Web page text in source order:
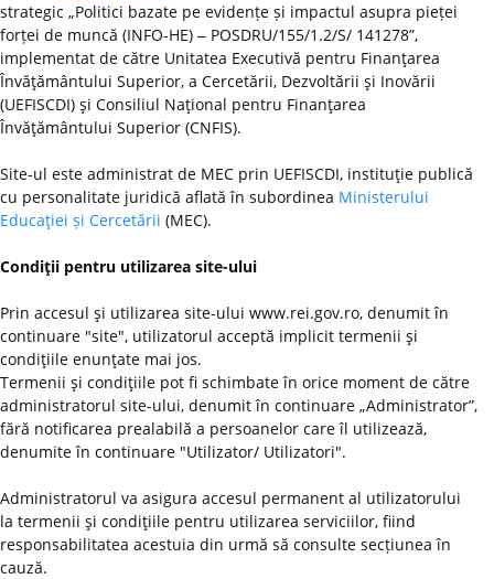
strategic „Politici bazate pe evidențe și impactul asupra pieței
forței de muncă (INFO-HE) ‒ POSDRU/155/1.2/S/ 141278”,
implementat de către Unitatea Executivă pentru Finanţarea
Învăţământului Superior, a Cercetării, Dezvoltării şi Inovării
(UEFISCDI) şi Consiliul Naţional pentru Finanţarea
Învăţământului Superior (CNFIS).
Site-ul este administrat de MEC prin UEFISCDI, instituţie publică
cu personalitate juridică aflată în subordinea Ministerului
Educaţiei și Cercetării (MEC).
Condiţii pentru utilizarea site-ului
Prin accesul şi utilizarea site-ului www.rei.gov.ro, denumit în
continuare "site", utilizatorul acceptă implicit termenii şi
condiţiile enunţate mai jos.
Termenii şi condiţiile pot fi schimbate în orice moment de către
administratorul site-ului, denumit în continuare „Administrator”,
fără notificarea prealabilă a persoanelor care îl utilizează,
denumite în continuare "Utilizator/ Utilizatori".
Administratorul va asigura accesul permanent al utilizatorului
la termenii şi condiţiile pentru utilizarea serviciilor, fiind
responsabilitatea acestuia din urmă să consulte secțiunea în
cauză.